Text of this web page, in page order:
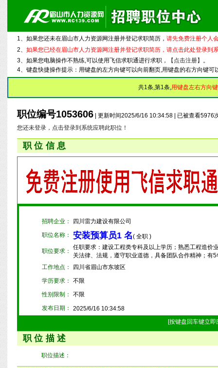
1、如果您还未在眉山市人力资源网注册并登记求职简历， 请先免费注册个人
2、 如果您已经在眉山市人力资源网注册并登记求职简历，请点击此处登录到
3、如果您电脑操作不熟练,可以使用飞信求职通进行求职，
【点击注册】 。
4、键盘快捷操作提示：用键盘的左方向键可以向前翻页,用键盘的右方向键
共1条,第1条,用键盘左右方向
职位编号1053606 | 更新时间2025/6/16 10:34:58 | 已被查看5976
您还未登录，点击登录到系统应聘此职位！
职位信息
招聘企业：
四川雷力建设有限公司
职位名称：
安装预算员1 名( 全职 )
职位要求：
任职要求：建设工程类专科及以上学历；熟悉工程造价
关法律、法规，遵守职业道德，具备团队合作精神；
工作地点：
四川省眉山市东坡区
学历要求：
不限
性别限制：
不限
发布日期：
2025/6/16 10:34:58
[按键盘回车键立即
职位描述
职位描述：